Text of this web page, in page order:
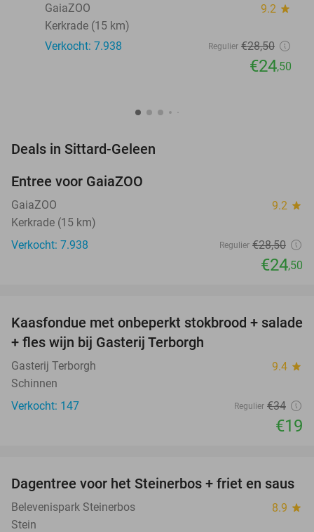
GaiaZOO
9.2 star
Kerkrade (15 km)
Verkocht: 7.938
Regulier €28,50
€24,50
Deals in Sittard-Geleen
Entree voor GaiaZOO
GaiaZOO 9.2 star
Kerkrade (15 km)
Verkocht: 7.938
Regulier €28,50
€24,50
44%
Kaasfondue met onbeperkt stokbrood + salade
+ fles wijn bij Gasterij Terborgh
Gasterij Terborgh 9.4 star
Schinnen
Verkocht: 147
Regulier €34
€19
37%
Dagentree voor het Steinerbos + friet en saus
Belevenispark Steinerbos 8.9 star
Stein